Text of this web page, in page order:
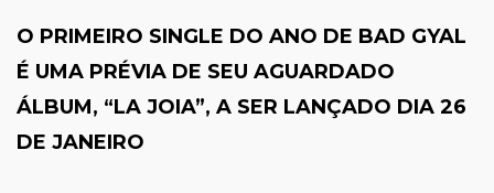
O PRIMEIRO SINGLE DO ANO DE BAD GYAL
É UMA PRÉVIA DE SEU AGUARDADO
ÁLBUM, “LA JOIA”, A SER LANÇADO DIA 26
DE JANEIRO